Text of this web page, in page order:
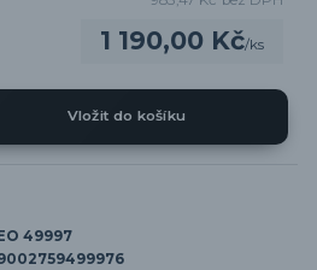
1 190,00 Kč/ks
Vložit do košíku
EO 49997